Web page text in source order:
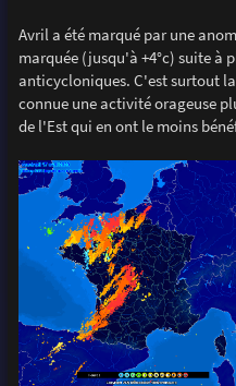
Avril a été marqué par une
marquée (jusqu'à +4°c) suite à
anticycloniques. C'est surtout
connue une activité orageuse
de l'Est qui en ont le moins